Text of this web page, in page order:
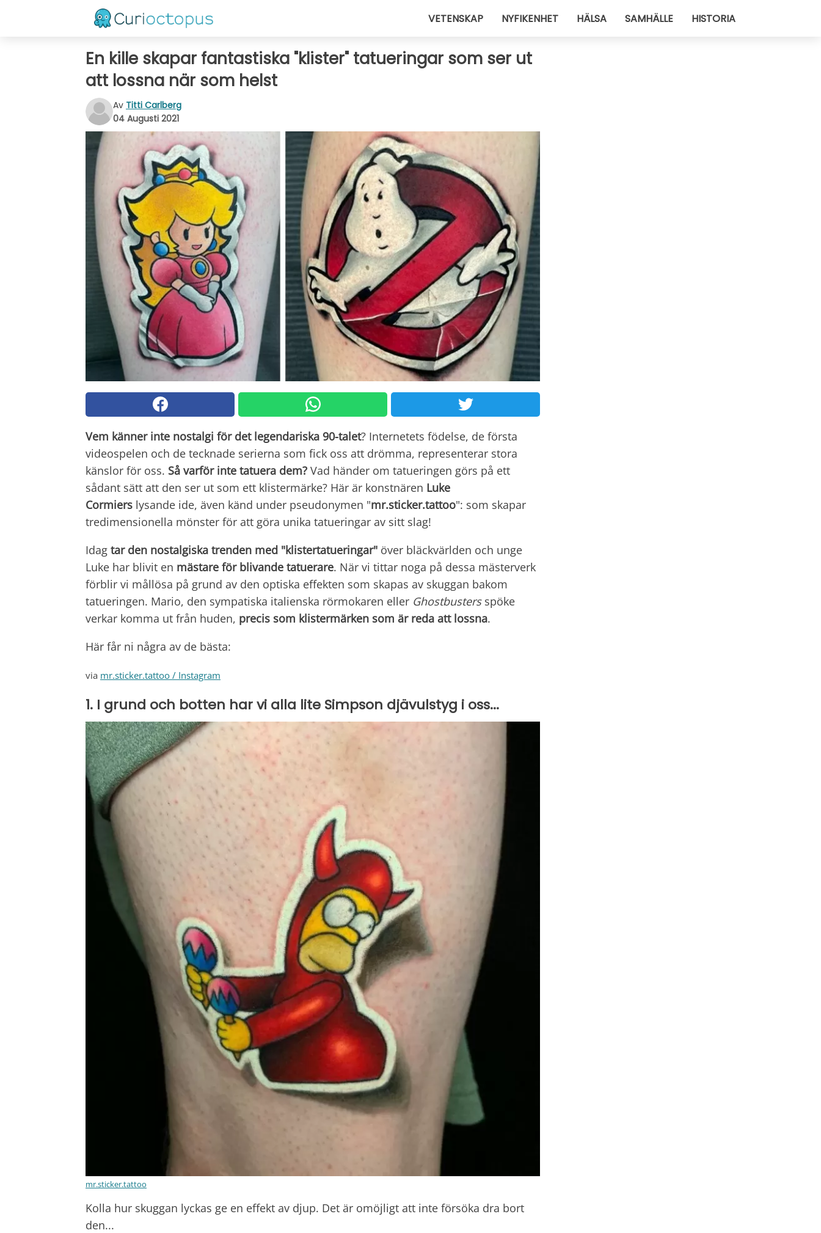
VETENSKAP NYFIKENHET HÄLSA SAMHÄLLE HISTORIA
En kille skapar fantastiska "klister" tatueringar som ser ut
att lossna när som helst
Av Titti Carlberg
04 Augusti 2021
Vem känner inte nostalgi för det legendariska 90-talet? Internetets födelse, de första
videospelen och de tecknade serierna som fick oss att drömma, representerar stora
känslor för oss. Så varför inte tatuera dem? Vad händer om tatueringen görs på ett
sådant sätt att den ser ut som ett klistermärke? Här är konstnären Luke
Cormiers lysande ide, även känd under pseudonymen "mr.sticker.tattoo": som skapar
tredimensionella mönster för att göra unika tatueringar av sitt slag!
Idag tar den nostalgiska trenden med "klistertatueringar" över bläckvärlden och unge
Luke har blivit en mästare för blivande tatuerare. När vi tittar noga på dessa mästerverk
förblir vi mållösa på grund av den optiska effekten som skapas av skuggan bakom
tatueringen. Mario, den sympatiska italienska rörmokaren eller Ghostbustersspöke
verkar komma ut från huden, precis som klistermärken som är reda att lossna.
Här får ni några av de bästa:
via mr.sticker.tattoo / Instagram
1. I grund och botten har vi alla lite Simpson djävulstyg i oss...
mr.sticker.tattoo
Kolla hur skuggan lyckas ge en effekt av djup. Det är omöjligt att inte försöka dra bort
den...